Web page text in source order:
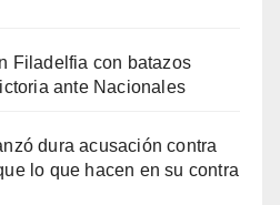
Filadelfia con batazos
ante Nacionales
dura acusación contra
lo que hacen en su contra